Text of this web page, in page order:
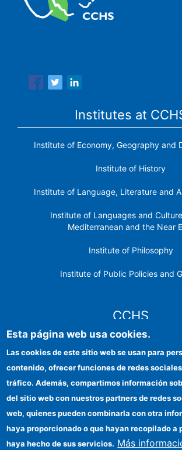
Institutes at
Institute of Economy, Geography and
Institute of History
Institute of Language, Literature and
Institute of Languages ​​and
Mediterranean and the Near
Institute of Philosophy
Institute of Public Policies and
CCHS
Institutional identity
FEDER funds
Funding entities
Esta página web usa cookies.
Las cookies de este sitio web se usan para
contenido, ofrecer funciones de redes
tráfico. Además, compartimos información
del sitio web con nuestros partners de redes
web, quienes pueden combinarla con otra
haya proporcionado o que hayan recopilado a
haya hecho de sus servicios. Más